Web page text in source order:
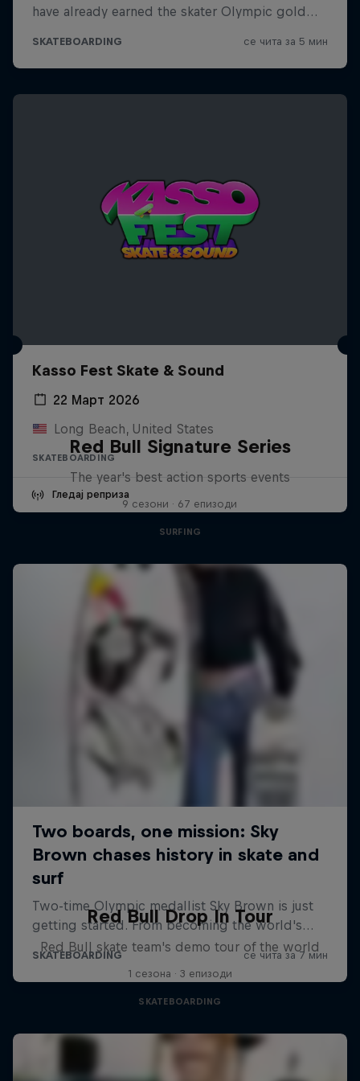
Kasso Fest Skate & Sound
22 Март 2026
Long Beach, United States
SKATEBOARDING
Гледај реприза
Red Bull Signature Series
The year's best action sports events
9 сезони · 67 епизоди
SURFING
Red Bull Drop In Tour
Red Bull skate team's demo tour of the world
1 сезона · 3 епизоди
SKATEBOARDING